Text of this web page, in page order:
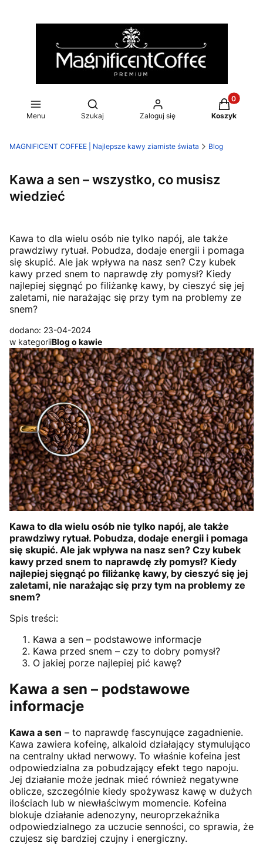
Menu
Otwórz wyszukiwarkę
Szukaj Zaloguj się
Produkty
Koszyk
MAGNIFICENT COFFEE | Najlepsze kawy ziarniste świata Blog
Kawa a sen – wszystko, co musisz
wiedzieć
Kawa to dla wielu osób nie tylko napój, ale także
prawdziwy rytuał. Pobudza, dodaje energii i pomaga
się skupić. Ale jak wpływa na nasz sen? Czy kubek
kawy przed snem to naprawdę zły pomysł? Kiedy
najlepiej sięgnąć po filiżankę kawy, by cieszyć się jej
zaletami, nie narażając się przy tym na problemy ze
snem?
dodano: 23-04-2024
w kategoriiBlog o kawie
Kawa to dla wielu osób nie tylko napój, ale także
prawdziwy rytuał. Pobudza, dodaje energii i pomaga
się skupić. Ale jak wpływa na nasz sen? Czy kubek
kawy przed snem to naprawdę zły pomysł? Kiedy
najlepiej sięgnąć po filiżankę kawy, by cieszyć się jej
zaletami, nie narażając się przy tym na problemy ze
snem?
Spis treści:
Kawa a sen – podstawowe informacje
Kawa przed snem – czy to dobry pomysł?
O jakiej porze najlepiej pić kawę?
Kawa a sen – podstawowe
informacje
Kawa a sen – to naprawdę fascynujące zagadnienie.
Kawa zawiera kofeinę, alkaloid działający stymulująco
na centralny układ nerwowy. To właśnie kofeina jest
odpowiedzialna za pobudzający efekt tego napoju.
Jej działanie może jednak mieć również negatywne
oblicze, szczególnie kiedy spożywasz kawę w dużych
ilościach lub w niewłaściwym momencie. Kofeina
blokuje działanie adenozyny, neuroprzekaźnika
odpowiedzialnego za uczucie senności, co sprawia, że
czujesz się bardziej czujny i energiczny.